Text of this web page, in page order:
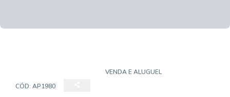
VENDA E ALUGUEL
CÓD: AP1980